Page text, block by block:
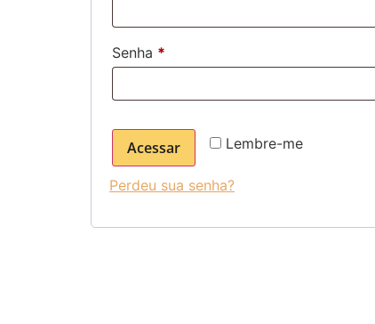
Senha *
Lembre-me
Acessar
Perdeu sua senha?